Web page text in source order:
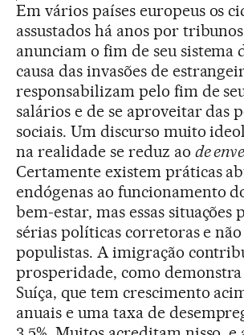
Em vários países europeus os
assustados há anos por
anunciam o fim de seu sistema
causa das invasões de
responsabilizam pelo fim de
salários e de se aproveitar das
sociais. Um discurso muito
na realidade se reduz ao de
Certamente existem práticas
endógenas ao funcionamento
bem-estar, mas essas situações
sérias políticas corretoras e
populistas. A imigração
prosperidade, como demonstra
Suíça, que tem crescimento
anuais e uma taxa de